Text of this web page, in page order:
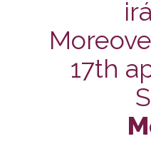
17th